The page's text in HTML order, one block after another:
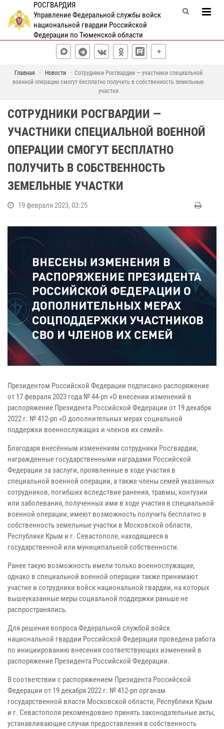
РОСГВАРДИЯ
Управление Федеральной службы войск
национальной гвардии Российской
Федерации по Тюменской области
Главная Новости
Сотрудники Росгвардии — участники специальной
военной операции смогут бесплатно получить в собственность земельные
участки
СОТРУДНИКИ РОСГВАРДИИ —
УЧАСТНИКИ СПЕЦИАЛЬНОЙ ВОЕННОЙ
ОПЕРАЦИИ СМОГУТ БЕСПЛАТНО
ПОЛУЧИТЬ В СОБСТВЕННОСТЬ
ЗЕМЕЛЬНЫЕ УЧАСТКИ
19 февраля 2023, 03:25
Президентом Российской Федерации подписано распоряжение
от 17 февраля 2023 года № 44-рп «О внесении изменений в
распоряжение Президента Российской Федерации от 19 декабря
2022 г. № 412-рп «О дополнительных мерах социальной
поддержки военнослужащих и членов их семей».
Благодаря внесённым изменениям сотрудники Росгвардии,
награжденные государственными наградами Российской
Федерации за заслуги, проявленные в ходе участия в
специальной военной операции, а также члены семей указанных
сотрудников, погибших вследствие ранения, травмы, контузии
или заболевания, полученных ими в ходе участия в специальной
военной операции, имеют возможность получить бесплатно в
собственность земельные участки в Московской области,
Республике Крым и г. Севастополе, находящиеся в
государственной или муниципальной собственности.
Ранее такую возможность имели только военнослужащие,
однако в специальной военной операции также принимают
участие и сотрудники войск национальной гвардии, на которых
вышеуказанные меры социальной поддержки раньше не
распространялись.
Для решения вопроса Федеральной службой войск
национальной гвардии Российской Федерации проведена работа
по инициированию внесения соответствующих изменений в
распоряжение Президента Российской Федерации.
В соответствии с распоряжением Президента Российской
Федерации от 19 декабря 2022 г. № 412-рп органам
государственной власти Московской области, Республики Крым
и г. Севастополя рекомендовано принять законодательные акты,
устанавливающие случаи предоставления в собственность